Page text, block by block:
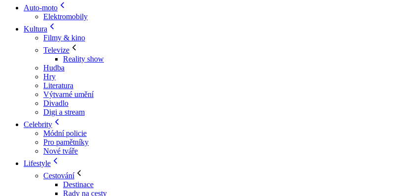
Auto-moto
Elektromobily
Kultura
Filmy & kino
Televize
Reality show
Hudba
Hry
Literatura
Výtvarné umění
Divadlo
Digi a stream
Celebrity
Módní policie
Pro pamětníky
Nové tváře
Lifestyle
Cestování
Destinace
Rady na cesty